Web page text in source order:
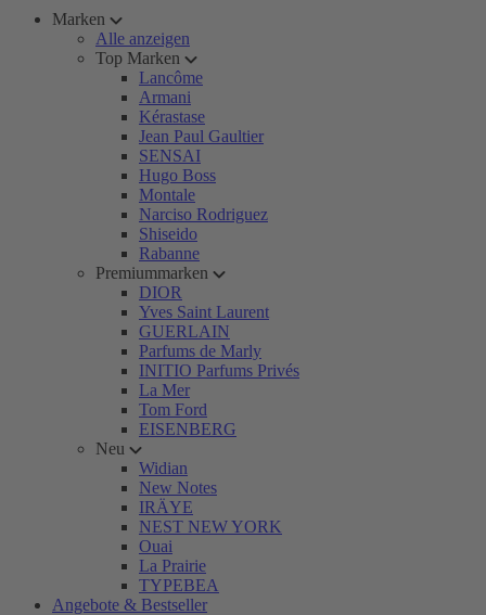
Marken
Alle anzeigen
Top Marken
Lancôme
Armani
Kérastase
Jean Paul Gaultier
SENSAI
Hugo Boss
Montale
Narciso Rodriguez
Shiseido
Rabanne
Premiummarken
DIOR
Yves Saint Laurent
GUERLAIN
Parfums de Marly
INITIO Parfums Privés
La Mer
Tom Ford
EISENBERG
Neu
Widian
New Notes
IRÄYE
NEST NEW YORK
Ouai
La Prairie
TYPEBEA
Angebote & Bestseller